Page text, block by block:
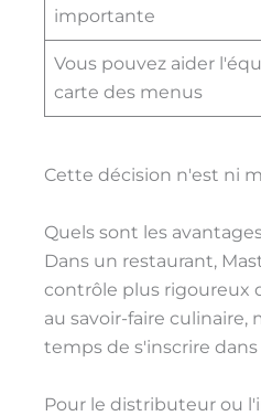
importante
Vous pouvez aider
carte des menus
Cette décision n'est ni
Quels sont les
Dans un restaurant,
contrôle plus rigoureux
au savoir-faire
temps de s'inscrire
Pour le distributeur ou